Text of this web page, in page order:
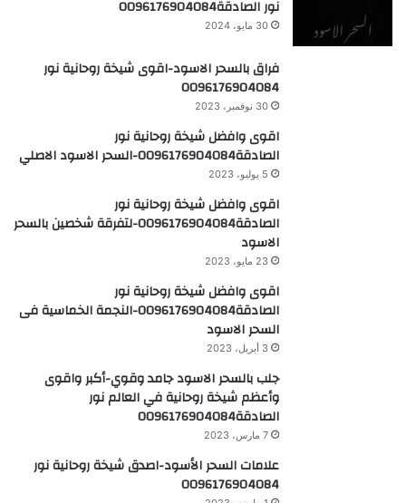
نور الصادقة0096176904084
30 مايو، 2024
فراق بالسحر الاسود-اقوى شيخة روحانية نور
0096176904084
30 نوفمبر، 2023
اقوى وافضل شيخة روحانية نور
الصادقة0096176904084-السحر الاسود الاصلي
5 يوليو، 2023
اقوى وافضل شيخة روحانية نور
الصادقة0096176904084-لتفرقة شخصين بالسحر
الاسود
23 مايو، 2023
اقوى وافضل شيخة روحانية نور
الصادقة0096176904084-النجمة الخماسية فى
السحر الاسود
3 أبريل، 2023
جلب بالسحر الاسود جامد وقوي-أكبر واقوى
وأعظم شيخة روحانية في العالم نور
الصادقة0096176904084
7 مارس، 2023
علامات السحر الأسود-اصدق شيخة روحانية نور
0096176904084